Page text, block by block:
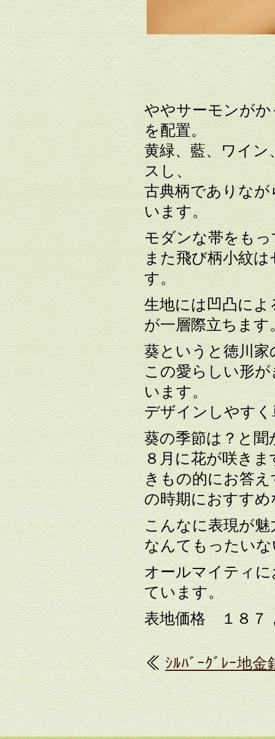
ややサーモンが
を配置。
黄緑、藍、ワイ
スし、
古典柄でありな
います。
モダンな帯をも
また飛び柄小紋
す。
生地には凹凸に
が一層際立ちます
葵というと徳川
この愛らしい形
います。
デザインしやす
葵の季節は？と
８月に花が咲きま
きもの的にお答
の時期におすす
こんなに表現が
なんてもったい
オールマイティ
ています。
表地価格 １８７
≪ｼﾙﾊﾞｰｸﾞﾚｰ地